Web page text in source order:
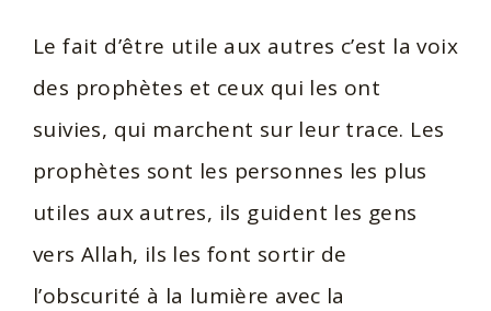
Le fait d’être utile aux autres c’est la voix
des prophètes et ceux qui les ont
suivies, qui marchent sur leur trace. Les
prophètes sont les personnes les plus
utiles aux autres, ils guident les gens
vers Allah, ils les font sortir de
l’obscurité à la lumière avec la